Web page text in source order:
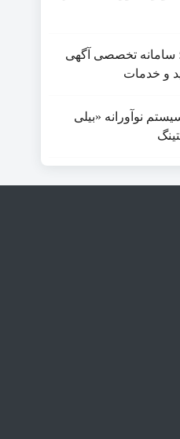
تخصصی آگهی
و خدمات
نوآورانه «بیلی